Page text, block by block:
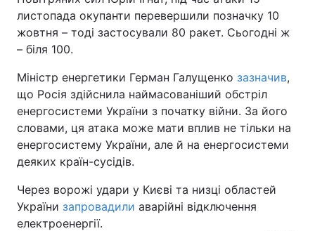
листопада окупанти перевершили позначку 10
жовтня – тоді застосували 80 ракет. Сьогодні ж
– біля 100.
Міністр енергетики Герман Галущенко зазначив,
що Росія здійснила наймасованіший обстріл
енергосистеми України з початку війни. За його
словами, ця атака може мати вплив не тільки на
енергосистему України, але й на енергосистеми
деяких країн-сусідів.
Через ворожі удари у Києві та низці областей
України запровадили аварійні відключення
електроенергії.